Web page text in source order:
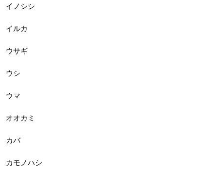
イノシシ
イルカ
ウサギ
ウシ
ウマ
オオカミ
カバ
カモノハシ